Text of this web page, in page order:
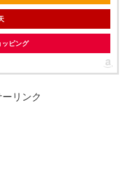
ピング
リンク